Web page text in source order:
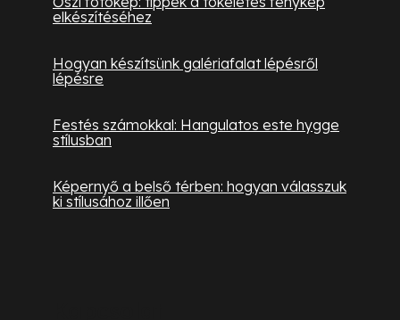
elkészítéséhez
Hogyan készítsünk galériafalat lépésről
lépésre
Festés számokkal: Hangulatos este hygge
stílusban
Képernyő a belső térben: hogyan válasszuk
ki stílusához illően